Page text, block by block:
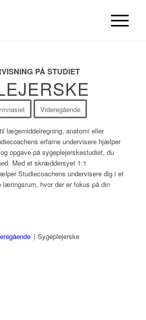
PÅ STUDIET
Videregående
lægemiddelregning, anatomi eller
erfarne undervisere hjælper
opgave på sygeplejerskestudiet, du
Med et skræddersyet 1:1
Studiecoachens undervisere dig i et
læringsrum, hvor der er fokus på din
| Sygeplejerske